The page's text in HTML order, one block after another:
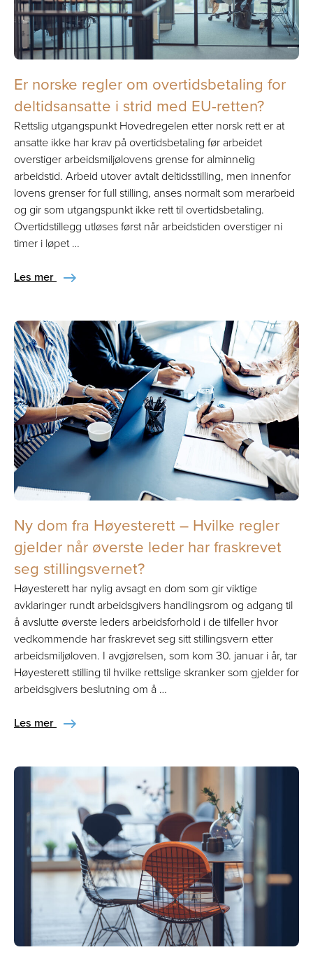
Er norske regler om overtidsbetaling for
deltidsansatte i strid med EU-retten?
Rettslig utgangspunkt Hovedregelen etter norsk rett er at
ansatte ikke har krav på overtidsbetaling før arbeidet
overstiger arbeidsmiljølovens grense for alminnelig
arbeidstid. Arbeid utover avtalt deltidsstilling, men innenfor
lovens grenser for full stilling, anses normalt som merarbeid
og gir som utgangspunkt ikke rett til overtidsbetaling.
Overtidstillegg utløses først når arbeidstiden overstiger ni
timer i løpet …
Les mer
Ny dom fra Høyesterett – Hvilke regler
gjelder når øverste leder har fraskrevet
seg stillingsvernet?
Høyesterett har nylig avsagt en dom som gir viktige
avklaringer rundt arbeidsgivers handlingsrom og adgang til
å avslutte øverste leders arbeidsforhold i de tilfeller hvor
vedkommende har fraskrevet seg sitt stillingsvern etter
arbeidsmiljøloven. I avgjørelsen, som kom 30. januar i år, tar
Høyesterett stilling til hvilke rettslige skranker som gjelder for
arbeidsgivers beslutning om å …
Les mer